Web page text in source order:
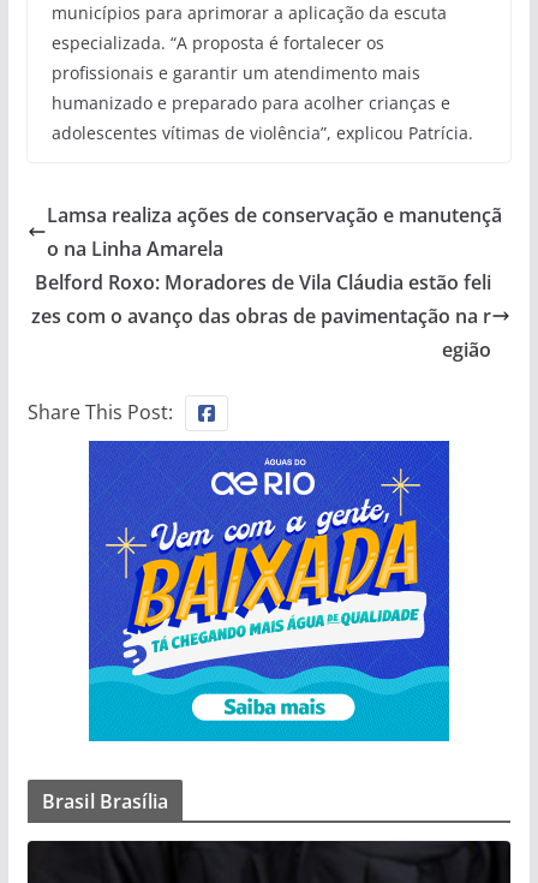
municípios para aprimorar a aplicação da escuta
especializada. “A proposta é fortalecer os
profissionais e garantir um atendimento mais
humanizado e preparado para acolher crianças e
adolescentes vítimas de violência”, explicou Patrícia.
Lamsa realiza ações de conservação e manutençã
o na Linha Amarela
Belford Roxo: Moradores de Vila Cláudia estão feli
zes com o avanço das obras de pavimentação na r
egião
Share This Post:
Brasil Brasília